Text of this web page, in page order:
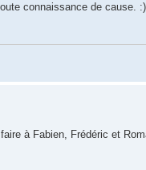
connaissance de cause. :)
à Fabien, Frédéric et